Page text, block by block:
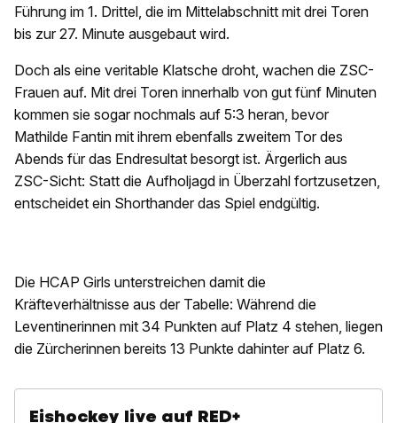
Führung im 1. Drittel, die im Mittelabschnitt mit drei Toren
bis zur 27. Minute ausgebaut wird.
Doch als eine veritable Klatsche droht, wachen die ZSC-
Frauen auf. Mit drei Toren innerhalb von gut fünf Minuten
kommen sie sogar nochmals auf 5:3 heran, bevor
Mathilde Fantin mit ihrem ebenfalls zweitem Tor des
Abends für das Endresultat besorgt ist. Ärgerlich aus
ZSC-Sicht: Statt die Aufholjagd in Überzahl fortzusetzen,
entscheidet ein Shorthander das Spiel endgültig.
Die HCAP Girls unterstreichen damit die
Kräfteverhältnisse aus der Tabelle: Während die
Leventinerinnen mit 34 Punkten auf Platz 4 stehen, liegen
die Zürcherinnen bereits 13 Punkte dahinter auf Platz 6.
Eishockey live auf RED+